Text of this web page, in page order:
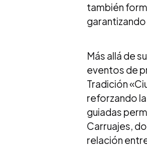
también
Más allá de
eventos de
Tradición
reforzando
guiadas
Carruajes,
relación